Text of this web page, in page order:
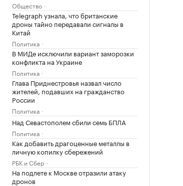
Общество
Telegraph узнала, что британские
дроны тайно передавали сигналы в
Китай
Политика
В МИДе исключили вариант заморозки
конфликта на Украине
Политика
Глава Приднестровья назвал число
жителей, подавших на гражданство
России
Политика
Над Севастополем сбили семь БПЛА
Политика
Как добавить драгоценные металлы в
личную копилку сбережений
РБК и Сбер
На подлете к Москве отразили атаку
дронов